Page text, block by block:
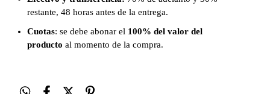
restante, 48 horas antes de la entrega.
Cuotas: se debe abonar el 100% del valor del
producto al momento de la compra.